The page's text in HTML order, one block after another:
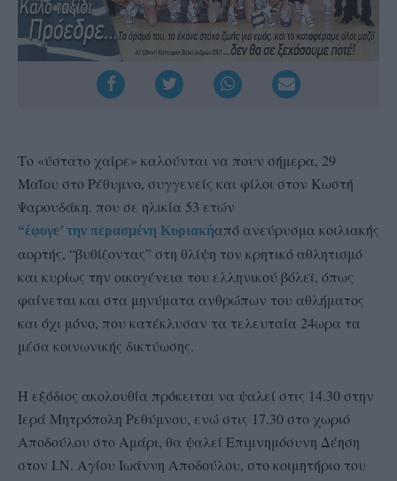
Το «ύστατο χαίρε» καλούνται να πουν σήμερα, 29
Μαΐου στο Ρέθυμνο, συγγενείς και φίλοι στον Κωστή
Ψαρουδάκη. που σε ηλικία 53 ετών
“έφυγε’ την περασμένη Κυριακήαπό ανεύρυσμα κοιλιακής
αορτής, “βυθίζοντας” στη θλίψη τον κρητικό αθλητισμό
και κυρίως την οικογένεια του ελληνικού βόλεϊ, όπως
φαίνεται και στα μηνύματα ανθρώπων του αθλήματος
και όχι μόνο, που κατέκλυσαν τα τελευταία 24ωρα τα
μέσα κοινωνικής δικτύωσης.
Η εξόδιος ακολουθία πρόκειται να ψαλεί στις 14.30 στην
Ιερά Μητρόπολη Ρεθύμνου, ενώ στις 17.30 στο χωριό
Αποδούλου στο Αμάρι, θα ψαλεί Επιμνημόσυνη Δέηση
στον Ι.Ν. Αγίου Ιωάννη Αποδούλου, στο κοιμητήριο του